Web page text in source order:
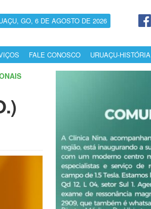
GO, 6 DE AGOSTO DE 2026
FALE CONOSCO URUAÇU-HISTÓRIA